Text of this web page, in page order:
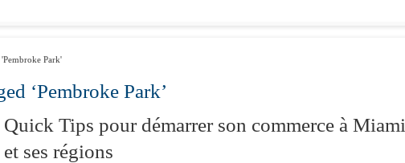
'Pembroke Park'
‘Pembroke Park’
Quick Tips pour démarrer son commerce à Miami
et ses régions